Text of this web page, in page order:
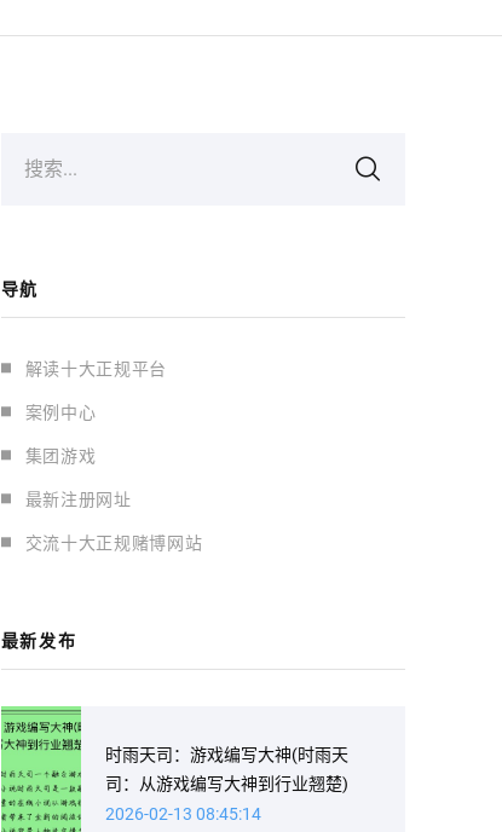
搜索...
导航
解读十大正规平台
案例中心
集团游戏
最新注册网址
交流十大正规赌博网站
最新发布
时雨天司：游戏编写大神(时雨天
司：从游戏编写大神到行业翘楚)
2026-02-13 08:45:14